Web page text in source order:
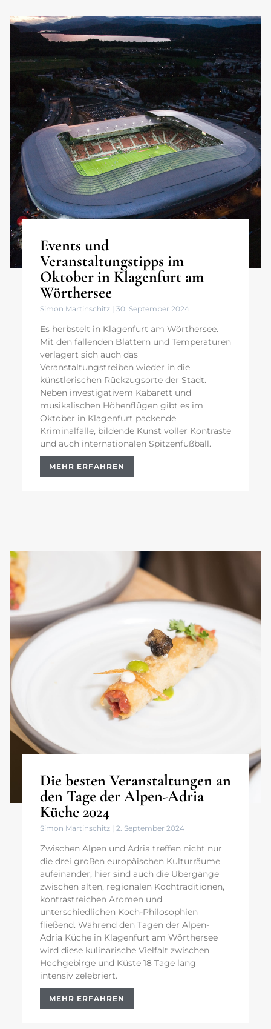
Events und
Veranstaltungstipps im
Oktober in Klagenfurt am
Wörthersee
Simon Martinschitz 30. September 2024
Es herbstelt in Klagenfurt am Wörthersee.
Mit den fallenden Blättern und Temperaturen
verlagert sich auch das
Veranstaltungstreiben wieder in die
künstlerischen Rückzugsorte der Stadt.
Neben investigativem Kabarett und
musikalischen Höhenflügen gibt es im
Oktober in Klagenfurt packende
Kriminalfälle, bildende Kunst voller Kontraste
und auch internationalen Spitzenfußball.
MEHR ERFAHREN
Die besten Veranstaltungen an
den Tage der Alpen-Adria
Küche 2024
Simon Martinschitz 2. September 2024
Zwischen Alpen und Adria treffen nicht nur
die drei großen europäischen Kulturräume
aufeinander, hier sind auch die Übergänge
zwischen alten, regionalen Kochtraditionen,
kontrastreichen Aromen und
unterschiedlichen Koch-Philosophien
fließend. Während den Tagen der Alpen-
Adria Küche in Klagenfurt am Wörthersee
wird diese kulinarische Vielfalt zwischen
Hochgebirge und Küste 18 Tage lang
intensiv zelebriert.
MEHR ERFAHREN